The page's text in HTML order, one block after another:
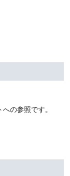
の参照です。